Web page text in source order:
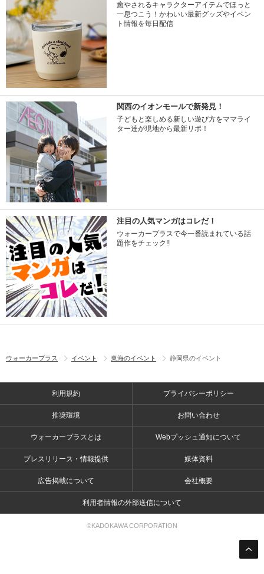
癒やされるキャラクターアイテムでほっと
一息つこう！かわいい最新グッズやイベン
ト情報を毎日配信
関西のイオンモールで新発見！
子どもと楽しめる新しい遊び方をママライ
ター達が現地から最新リポ！
注目の人気マンガはコレだ！
ウォーカープラスで今一番読まれている話
題作をチェック!!
ウォーカープラス イベント 東海のイベント 静岡県のイベント
利用規約 プライバシーポリシー
推奨環境 お問い合わせ
ウォーカープラスとは Webプッシュ通知について
プレスリリース・情報提供 媒体資料
広告掲載について 会社概要
利用者情報の外部送信について
©KADOKAWA CORPORATION